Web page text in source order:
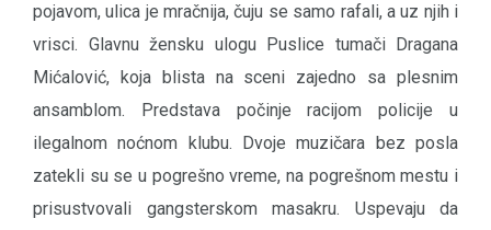
pojavom, ulica je mračnija, čuju se samo rafali, a uz njih i
vrisci. Glavnu žensku ulogu Puslice tumači Dragana
Mićalović, koja blista na sceni zajedno sa plesnim
ansamblom. Predstava počinje racijom policije u
ilegalnom noćnom klubu. Dvoje muzičara bez posla
zatekli su se u pogrešno vreme, na pogrešnom mestu i
prisustvovali gangsterskom masakru. Uspevaju da